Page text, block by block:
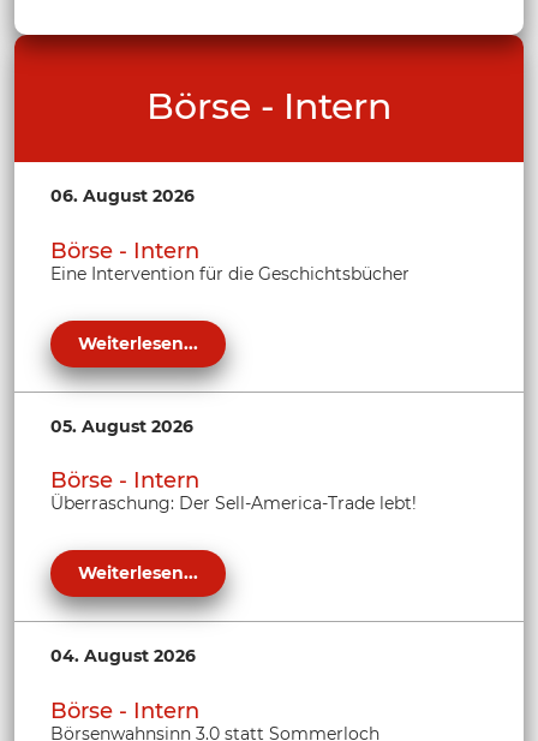
Börse - Intern
06. August 2026
Börse - Intern
Eine Intervention für die Geschichtsbücher
Weiterlesen...
05. August 2026
Börse - Intern
Überraschung: Der Sell-America-Trade lebt!
Weiterlesen...
04. August 2026
Börse - Intern
Börsenwahnsinn 3.0 statt Sommerloch